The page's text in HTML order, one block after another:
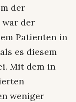
der
der
Patienten in
es diesem
Mit dem in
weniger